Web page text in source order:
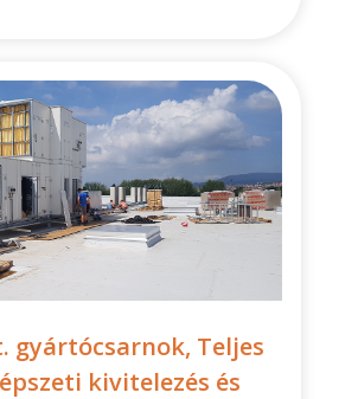
gyártócsarnok, Teljes
kivitelezés és